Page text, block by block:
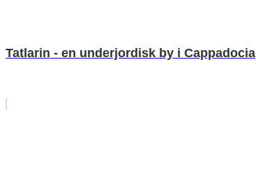
Tatlarin - en underjordisk by i Cappadocia